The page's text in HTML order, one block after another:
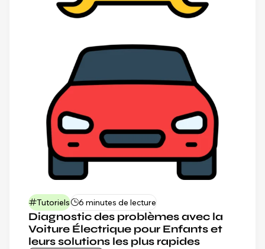
Tutoriels 6 minutes de lecture
Diagnostic des problèmes avec la
Voiture Électrique pour Enfants et
leurs solutions les plus rapides